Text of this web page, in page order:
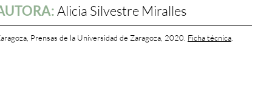
Alicia Silvestre Miralles
Prensas de la Universidad de Zaragoza, 2020. Ficha técnica